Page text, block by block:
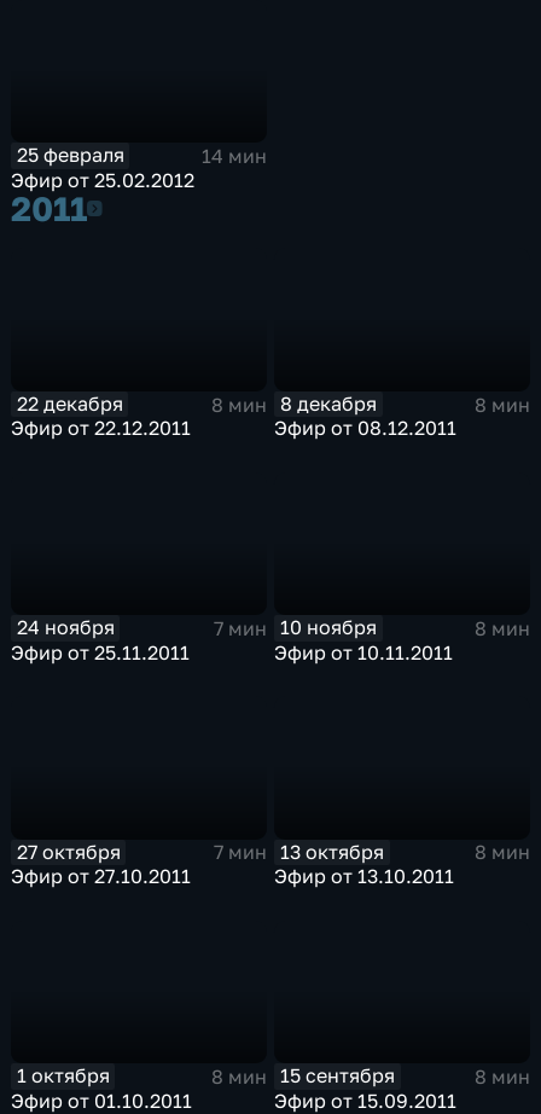
25 февраля
14 мин
Эфир от 25.02.2012
20112011
22 декабря
8 мин
Эфир от 22.12.2011
8 декабря
8 мин
Эфир от 08.12.2011
24 ноября
7 мин
Эфир от 25.11.2011
10 ноября
8 мин
Эфир от 10.11.2011
27 октября
7 мин
Эфир от 27.10.2011
13 октября
8 мин
Эфир от 13.10.2011
1 октября
8 мин
Эфир от 01.10.2011
15 сентября
8 мин
Эфир от 15.09.2011